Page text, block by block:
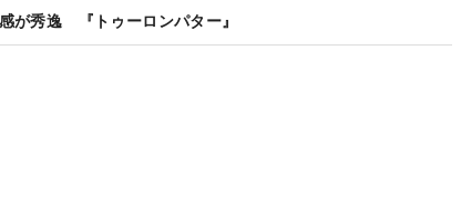
が秀逸 『トゥーロンパター』